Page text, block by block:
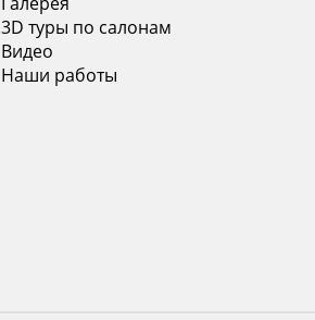
3D туры по салонам
Видео
Наши работы